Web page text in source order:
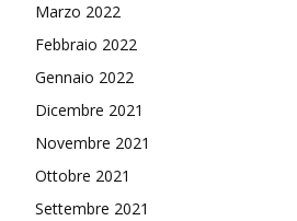
Marzo 2022
Febbraio 2022
Gennaio 2022
Dicembre 2021
Novembre 2021
Ottobre 2021
Settembre 2021